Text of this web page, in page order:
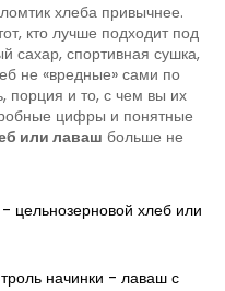
хлеба привычнее.
кто лучше подходит под
сахар, спортивная сушка,
не «вредные» сами по
порция и то, с чем вы их
цифры и понятные
или лаваш больше не
цельнозерновой хлеб или
начинки - лаваш с